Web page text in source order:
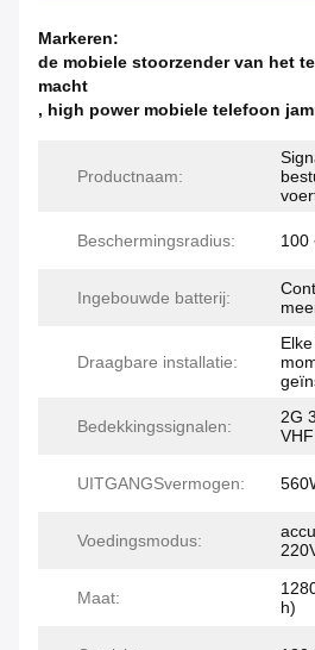
Markeren:
de mobiele stoorzender van het
macht
, high power mobiele telefoon
Productnaam:
Beschermingsradius: 100
Ingebouwde batterij:
Draagbare installatie:
Bedekkingssignalen:
2G
UITGANGSvermogen:
Voedingsmodus:
Maat:
h)